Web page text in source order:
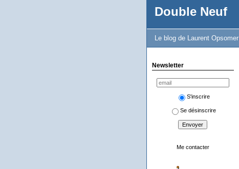
Double Neuf
Le blog de Laurent Opsomer
Newsletter
S'inscrire
Se désinscrire
Me contacter